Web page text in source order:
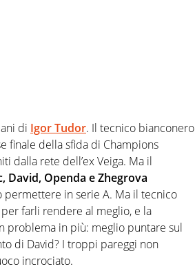
di Igor Tudor. Il tecnico bianconero
finale della sfida di Champions
dalla rete dell’ex Veiga. Ma il
David, Openda e Zhegrova
in serie A. Ma il tecnico
farli rendere al meglio, e la
problema in più: meglio puntare sul
di David? I troppi pareggi non
incrociato.